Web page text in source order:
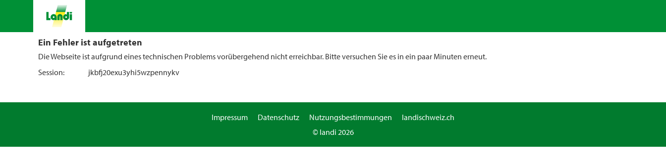
Ein Fehler ist aufgetreten
Die Webseite ist aufgrund eines technischen Problems vorübergehend nicht erreichbar. Bitte versuchen Sie es in ein paar Minuten erneut.
Session:
jkbfj20exu3yhi5wzpennykv
Impressum Datenschutz Nutzungsbestimmungen
landischweiz.ch
© landi 2026